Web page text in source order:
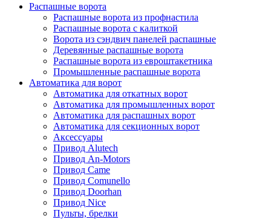
Распашные ворота
Распашные ворота из профнастила
Распашные ворота с калиткой
Ворота из сэндвич панелей распашные
Деревянные распашные ворота
Распашные ворота из евроштакетника
Промышленные распашные ворота
Автоматика для ворот
Автоматика для откатных ворот
Автоматика для промышленных ворот
Автоматика для распашных ворот
Автоматика для секционных ворот
Аксессуары
Привод Alutech
Привод An-Motors
Привод Came
Привод Comunello
Привод Doorhan
Привод Nice
Пульты, брелки